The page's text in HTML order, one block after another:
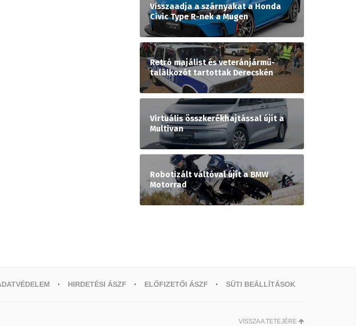
Visszaadja a szárnyakat a Honda
Civic Type R-nek a Mugen
Retró majálist és veteránjármű-
találkozót tartottak Derecskén
Virtuális összkerékhajtással újít a
Multivan
Robotizált váltóval újít a BMW
Motorrad
HIRDETÉSI ÁSZF ELŐFIZETŐI ÁSZF SÜTI BEÁLLÍTÁSOK
VISSZA A TETEJÉRE